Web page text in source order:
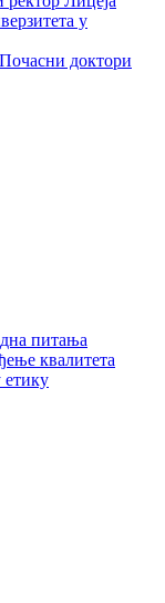
у
доктори
питања
квалитета
етику